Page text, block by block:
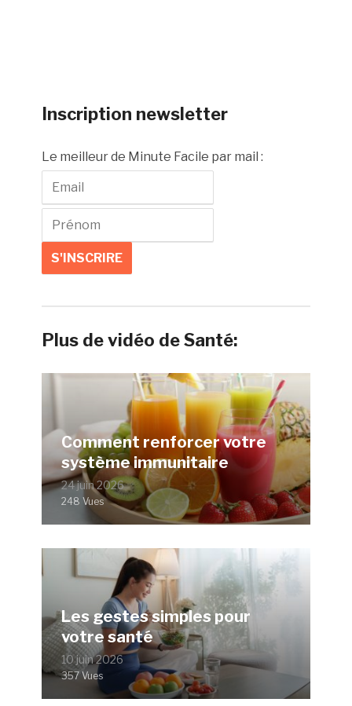
Inscription newsletter
Le meilleur de Minute Facile par mail :
Plus de vidéo de Santé:
Comment renforcer votre
système immunitaire
24 juin 2026
248 Vues
Les gestes simples pour
votre santé
10 juin 2026
357 Vues